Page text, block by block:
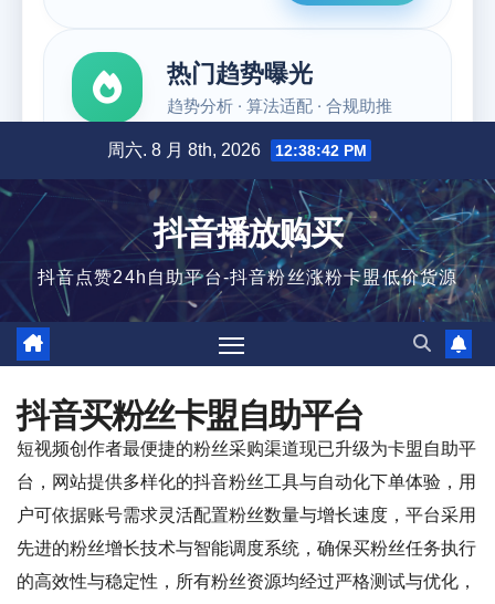
内
容
周六. 8 月 8th, 2026 12:38:43 PM
抖音播放购买
抖音点赞24h自助平台-抖音粉丝涨粉卡盟低价货源
抖音买粉丝卡盟自助平台
短视频创作者最便捷的粉丝采购渠道现已升级为卡盟自助平
台，网站提供多样化的抖音粉丝工具与自动化下单体验，用
户可依据账号需求灵活配置粉丝数量与增长速度，平台采用
先进的粉丝增长技术与智能调度系统，确保买粉丝任务执行
的高效性与稳定性，所有粉丝资源均经过严格测试与优化，